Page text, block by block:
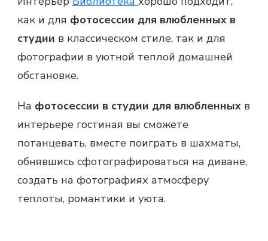
как и для фотосессии для влюбленных в
студии в классическом стиле, так и для
фотографии в уютной теплой домашней
обстановке.
На фотосессии в студии для влюбленных в
интерьере гостиная вы сможете
потанцевать, вместе поиграть в шахматы,
обнявшись сфотографироваться на диване,
создать на фотографиях атмосферу
теплоты, романтики и уюта.